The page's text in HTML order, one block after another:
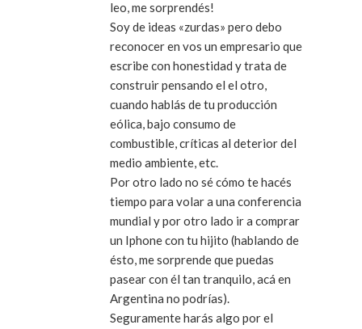
leo, me sorprendés!
Soy de ideas «zurdas» pero debo
reconocer en vos un empresario que
escribe con honestidad y trata de
construir pensando el el otro,
cuando hablás de tu producción
eólica, bajo consumo de
combustible, críticas al deterior del
medio ambiente, etc.
Por otro lado no sé cómo te hacés
tiempo para volar a una conferencia
mundial y por otro lado ir a comprar
un Iphone con tu hijito (hablando de
ésto, me sorprende que puedas
pasear con él tan tranquilo, acá en
Argentina no podrías).
Seguramente harás algo por el